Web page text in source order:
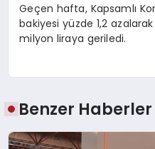
Geçen hafta, Kapsamlı
bakiyesi yüzde 1,2
milyon liraya geriledi.
Benzer Haberler